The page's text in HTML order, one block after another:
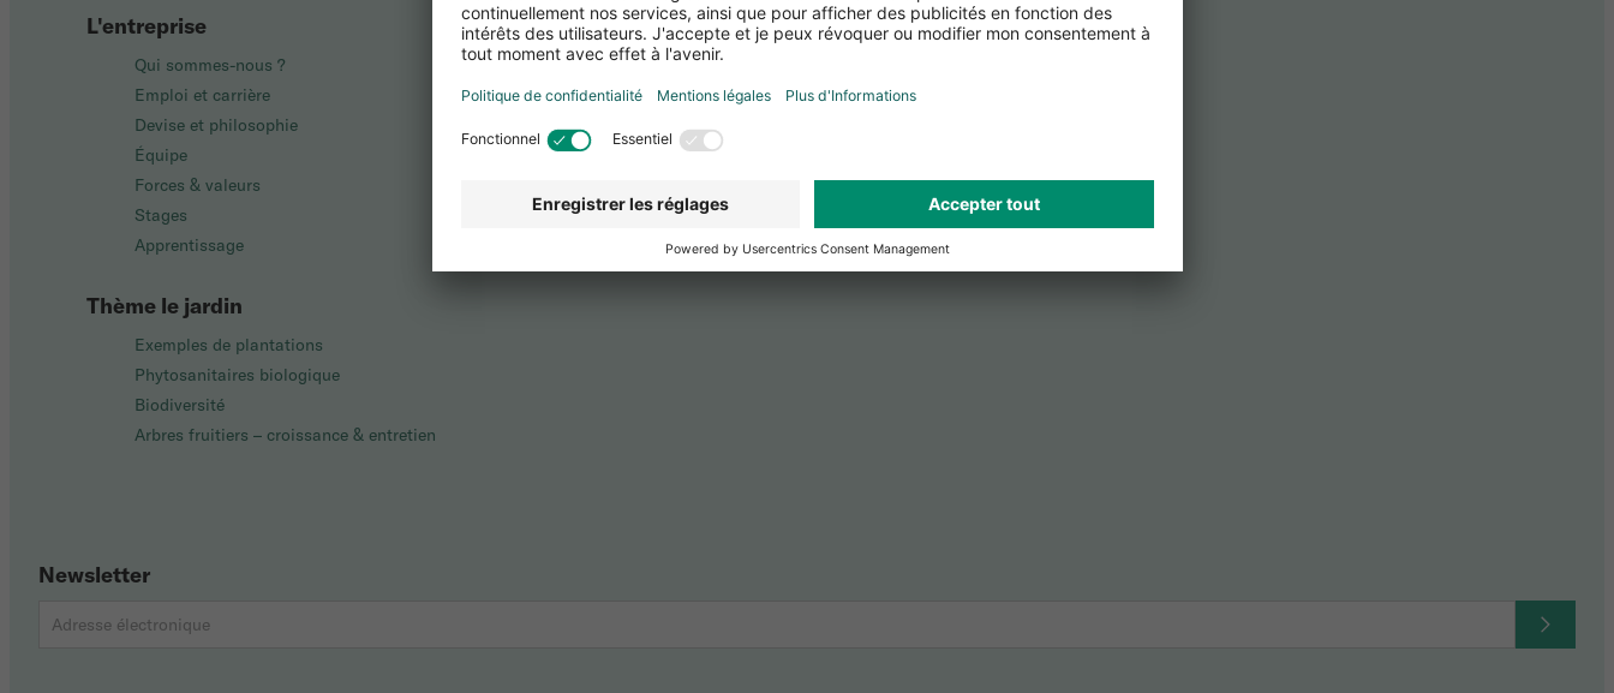
L'entreprise
Qui sommes-nous ?
Emploi et carrière
Devise et philosophie
Équipe
Forces & valeurs
Stages
Apprentissage
Thème le jardin
Exemples de plantations
Phytosanitaires biologique
Biodiversité
Arbres fruitiers – croissance & entretien
Newsletter